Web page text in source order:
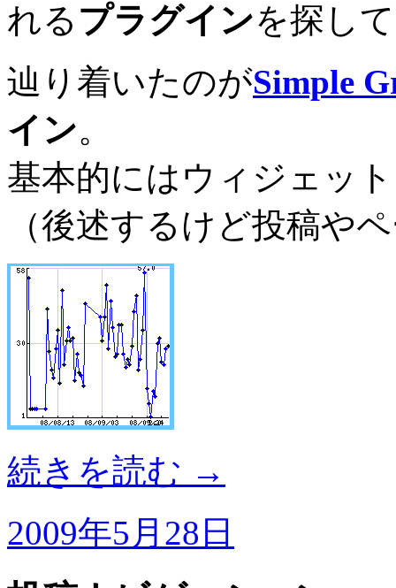
れる プラグインを探し
辿り着いたのがSimple
イン。
基本的にはウィジェッ
（後述するけど投稿や
続きを読む →
2009年5月28日